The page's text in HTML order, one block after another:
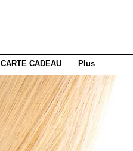
CARTE CADEAU Plus